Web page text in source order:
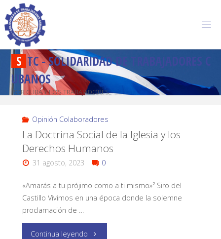
S TC-SOLIDARIDADD R A BAJADORES C
U BANOS
POR CUBA Y LOS TRABAJADORES
Opinión Colaboradores
La Doctrina Social de la Iglesia y los
Derechos Humanos
31 agosto, 2023 0
«Amarás a tu prójimo como a ti mismo»² Siro del
Castillo Vivimos en una época donde la solemne
proclamación de …
Continua leyendo